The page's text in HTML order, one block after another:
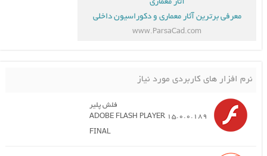
آثار معماری
معرفی برترین آثار معماری و دکوراسیون داخلی
www.ParsaCad.com
نرم افزار های کاربردی مورد نیاز
فلش پلیر
ADOBE FLASH PLAYER 15.0.0.189
FINAL